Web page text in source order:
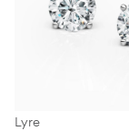
Lyre